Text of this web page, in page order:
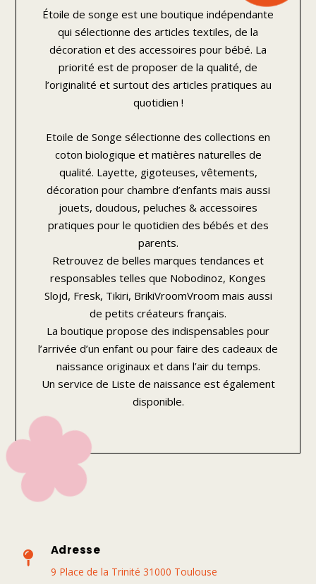
Étoile de songe est une boutique indépendante
qui sélectionne des articles textiles, de la
décoration et des accessoires pour bébé. La
priorité est de proposer de la qualité, de
l’originalité et surtout des articles pratiques au
quotidien !
Etoile de Songe sélectionne des collections en
coton biologique et matières naturelles de
qualité. Layette, gigoteuses, vêtements,
décoration pour chambre d’enfants mais aussi
jouets, doudous, peluches & accessoires
pratiques pour le quotidien des bébés et des
parents.
Retrouvez de belles marques tendances et
responsables telles que Nobodinoz, Konges
Slojd, Fresk, Tikiri, BrikiVroomVroom mais aussi
de petits créateurs français.
La boutique propose des indispensables pour
l’arrivée d’un enfant ou pour faire des cadeaux de
naissance originaux et dans l’air du temps.
Un service de Liste de naissance est également
disponible.
 Adresse
9 Place de la Trinité 31000 Toulouse